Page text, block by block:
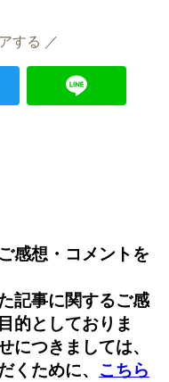
する ／
Twitter
感想・コメントを
記事に関するご感
的としておりま
につきましては、
くために、 こちら